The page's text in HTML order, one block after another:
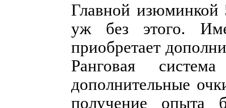
Главной изюминкой
уж без этого.
приобретает
Ранговая
дополнительные
получение опыта